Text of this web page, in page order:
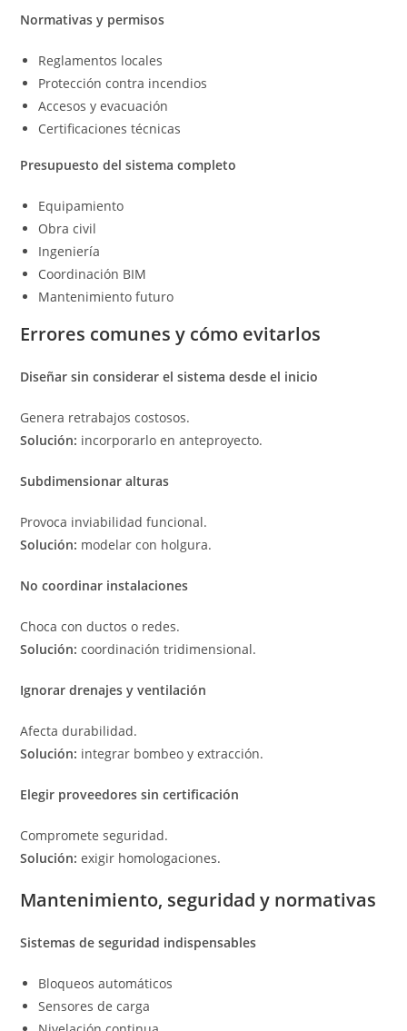
Normativas y permisos
Reglamentos locales
Protección contra incendios
Accesos y evacuación
Certificaciones técnicas
Presupuesto del sistema completo
Equipamiento
Obra civil
Ingeniería
Coordinación BIM
Mantenimiento futuro
Errores comunes y cómo evitarlos
Diseñar sin considerar el sistema desde el inicio
Genera retrabajos costosos.
Solución: incorporarlo en anteproyecto.
Subdimensionar alturas
Provoca inviabilidad funcional.
Solución: modelar con holgura.
No coordinar instalaciones
Choca con ductos o redes.
Solución: coordinación tridimensional.
Ignorar drenajes y ventilación
Afecta durabilidad.
Solución: integrar bombeo y extracción.
Elegir proveedores sin certificación
Compromete seguridad.
Solución: exigir homologaciones.
Mantenimiento, seguridad y normativas
Sistemas de seguridad indispensables
Bloqueos automáticos
Sensores de carga